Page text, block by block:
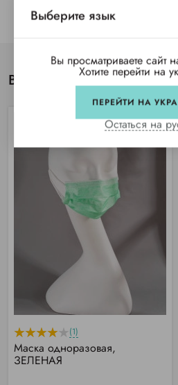
Вы просматривали
(1)
Маска одноразовая,
ЗЕЛЕНАЯ
Выберите язык
Вы просматриваете сайт
Хотите перейти на
ПЕРЕЙТИ НА
Остаться на